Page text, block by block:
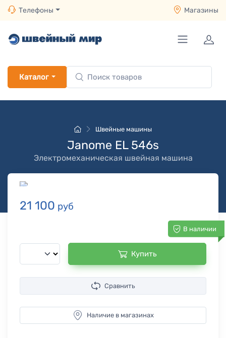
Телефоны Магазины
Каталог
Швейные машины
Janome EL 546s
Электромеханическая швейная машина
21 100 руб
В наличии
Купить
Сравнить
Наличие в магазинах